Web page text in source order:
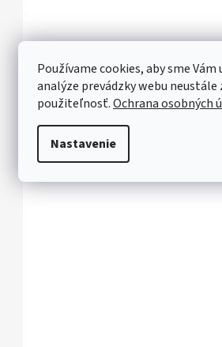
Používame cookies, aby sme
analýze prevádzky webu
použiteľnosť.Ochrana osobných
Nastavenie